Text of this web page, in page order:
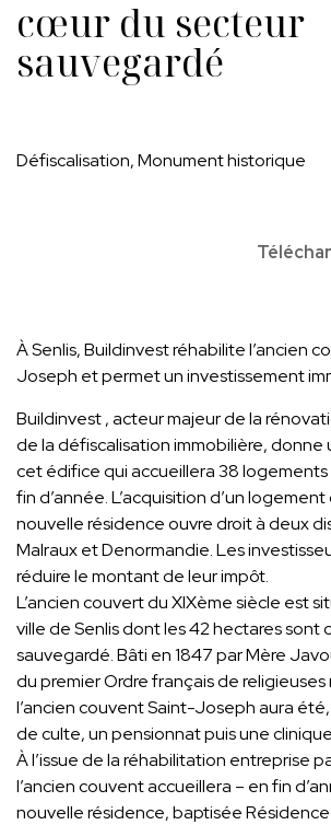
cœur du secteur
sauvegardé
Défiscalisation, Monument historique
À Senlis, Buildinvest réhabilite l’ancien
Joseph et permet un investissement
Buildinvest , acteur majeur de la
de la défiscalisation immobilière, donne
cet édifice qui accueillera 38 logements
fin d’année. L’acquisition d’un
nouvelle résidence ouvre droit à deux
Malraux et Denormandie. Les
réduire le montant de leur impôt.
L’ancien couvert du XIXème siècle est
ville de Senlis dont les 42 hectares sont
sauvegardé. Bâti en 1847 par Mère
du premier Ordre français de religieuses
l’ancien couvent Saint-Joseph aura
de culte, un pensionnat puis une clinique
À l’issue de la réhabilitation entreprise
l’ancien couvent accueillera – en fin
nouvelle résidence, baptisée